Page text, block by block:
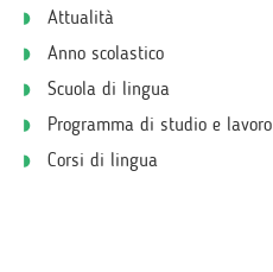
Attualità
Anno scolastico
Scuola di lingua
Programma di studio e lavoro
Corsi di lingua